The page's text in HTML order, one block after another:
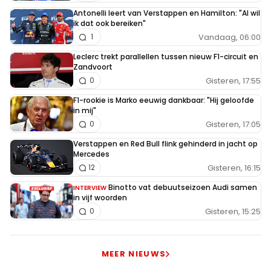
Antonelli leert van Verstappen en Hamilton: "Al wil
ik dat ook bereiken"
Vandaag, 06:00
1
Leclerc trekt parallellen tussen nieuw F1-circuit en
Zandvoort
Gisteren, 17:55
0
F1-rookie is Marko eeuwig dankbaar: "Hij geloofde
in mij"
Gisteren, 17:05
0
Verstappen en Red Bull flink gehinderd in jacht op
Mercedes
Gisteren, 16:15
12
INTERVIEW Binotto vat debuutseizoen Audi samen
in vijf woorden
Gisteren, 15:25
0
MEER NIEUWS